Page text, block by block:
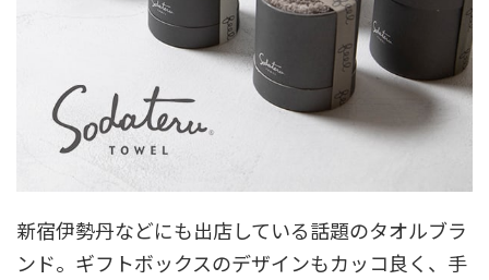
新宿伊勢丹などにも出店している話題のタオルブラ
ンド。ギフトボックスのデザインもカッコ良く、手